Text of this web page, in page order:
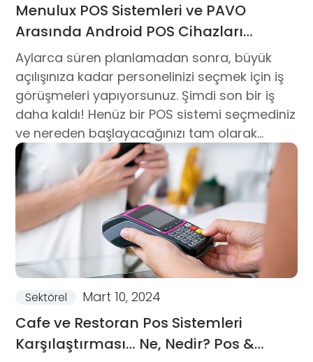
Menulux POS Sistemleri ve PAVO
Arasında Android POS Cihazları
Konusunda Stratejik İşbirliği
Aylarca süren planlamadan sonra, büyük
açılışınıza kadar personelinizi seçmek için iş
görüşmeleri yapıyorsunuz. Şimdi son bir iş
daha kaldı! Henüz bir POS sistemi seçmediniz
ve nereden başlayacağınızı tam olarak
bilmiyorsunuz.
Sektörel Mart 10, 2024
Cafe ve Restoran Pos Sistemleri
Karşılaştırması… Ne, Nedir? Pos &